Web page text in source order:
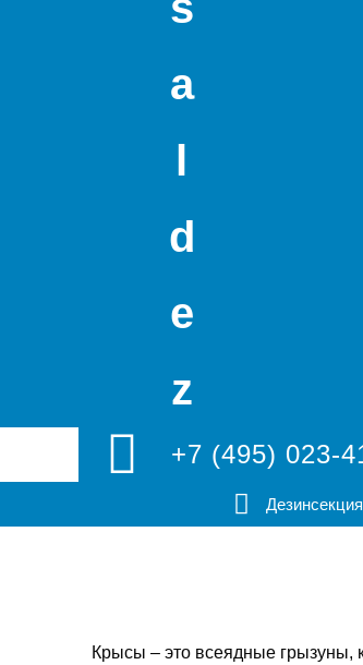
a
l
d
e
z
+7 (495) 023-
Дезинсекция
Крысы – это всеядные грызуны,